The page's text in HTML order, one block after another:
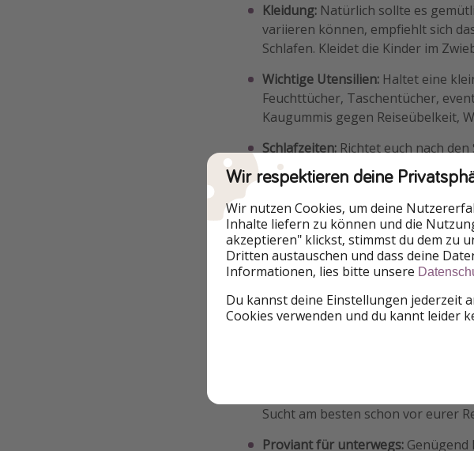
Kleidung: Natürlich sollte es
variieren können, empfiehlt sich
Schlafen. Kleidet die Kinder im
Wichtige Utensilien: Haltet eine
Feuchttücher, Taschentücher,
Kaugummis gegen Reiseübelkeit,
Schlafzeiten: Richtet euch nach
zu ermöglichen. Überlegt,
nachts oder während des
Kissen und Kuscheltieren. Achtet
Schlaf zu fördern.
Pausen & Unterhaltung 🥨
Gute Unterhaltung darf auf der Fahrt
Sucht am besten schon vor eurer
Proviant für unterwegs: Genügend
Wir respektieren deine
Wir nutzen Cookies, um deine
Inhalte liefern zu können und die
akzeptieren" klickst, stimmst du dem zu
Dritten austauschen und dass deine
Informationen, lies bitte unsere
Du kannst deine Einstellungen jederzeit
Cookies verwenden und du kannt leider